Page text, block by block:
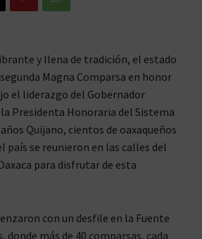
y llena de tradición, el estado
Magna Comparsa en honor
el liderazgo del Gobernador
Presidenta Honoraria del Sistema
Quijano, cientos de oaxaqueños
país se reunieron en las calles del
para disfrutar de esta
con un desfile en la Fuente
donde más de 40 comparsas, cada